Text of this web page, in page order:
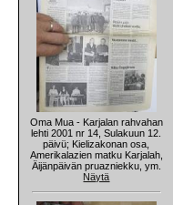
Oma Mua - Karjalan rahvahan
lehti 2001 nr 14, Sulakuun 12.
päivü; Kielizakonan osa,
Amerikalazien matku Karjalah,
Äijänpäivän pruazniekku, ym.
Näytä